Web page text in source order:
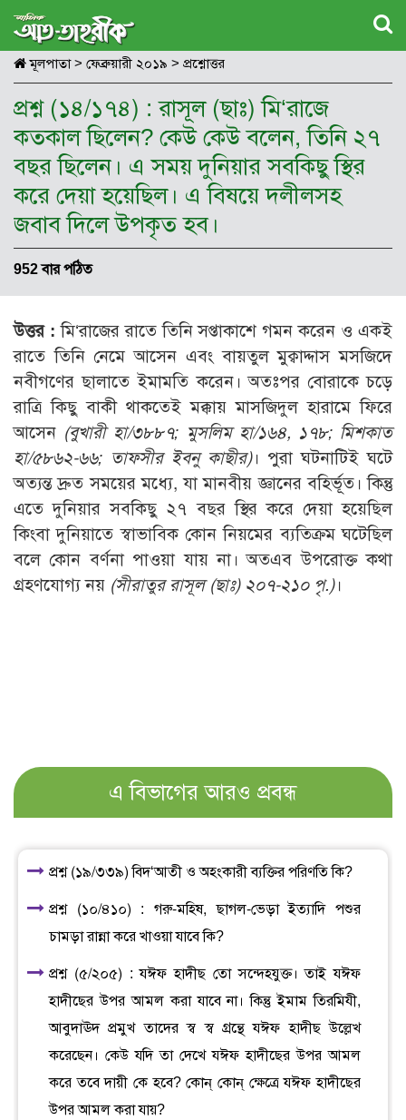
মূলপাতা> ফেব্রুয়ারী ২০১৯ > প্রশ্নোত্তর
প্রশ্ন (১৪/১৭৪) : রাসূল (ছাঃ) মি‘রাজে
কতকাল ছিলেন? কেউ কেউ বলেন, তিনি ২৭
বছর ছিলেন। এ সময় দুনিয়ার সবকিছু স্থির
করে দেয়া হয়েছিল। এ বিষয়ে দলীলসহ
জবাব দিলে উপকৃত হব।
952 বার পঠিত
উত্তর :মি‘রাজের রাতে তিনি সপ্তাকাশে গমন করেন ও একই
রাতে তিনি নেমে আসেন এবং বায়তুল মুক্বাদ্দাস মসজিদে
নবীগণের ছালাতে ইমামতি করেন। অতঃপর বোরাকে চড়ে
রাত্রি কিছু বাকী থাকতেই মক্কায় মাসজিদুল হারামে ফিরে
আসেন (বুখারী হা/৩৮৮৭; মুসলিম হা/১৬৪, ১৭৮; মিশকাত
হা/৫৮৬২-৬৬; তাফসীর ইবনু কাছীর)। পুরা ঘটনাটিই ঘটে
অত্যন্ত দ্রুত সময়ের মধ্যে, যা মানবীয় জ্ঞানের বহির্ভূত। কিন্তু
এতে দুনিয়ার সবকিছু ২৭ বছর স্থির করে দেয়া হয়েছিল
কিংবা দুনিয়াতে স্বাভাবিক কোন নিয়মের ব্যতিক্রম ঘটেছিল
বলে কোন বর্ণনা পাওয়া যায় না। অতএব উপরোক্ত কথা
গ্রহণযোগ্য নয় (সীরাতুর রাসূল (ছাঃ) ২০৭-২১০ পৃ.)।
এ বিভাগের আরও প্রবন্ধ
প্রশ্ন (১৯/৩৩৯) বিদ‘আতী ও অহংকারী ব্যক্তির পরিণতি কি?
প্রশ্ন (১০/৪১০) : গরু-মহিষ, ছাগল-ভেড়া ইত্যাদি পশুর
চামড়া রান্না করে খাওয়া যাবে কি?
প্রশ্ন (৫/২০৫) : যঈফ হাদীছ তো সন্দেহযুক্ত। তাই যঈফ
হাদীছের উপর আমল করা যাবে না। কিন্তু ইমাম তিরমিযী,
আবুদাঊদ প্রমুখ তাদের স্ব স্ব গ্রন্থে যঈফ হাদীছ উল্লেখ
করেছেন। কেউ যদি তা দেখে যঈফ হাদীছের উপর আমল
করে তবে দায়ী কে হবে? কোন্ কোন্ ক্ষেত্রে যঈফ হাদীছের
উপর আমল করা যায়?